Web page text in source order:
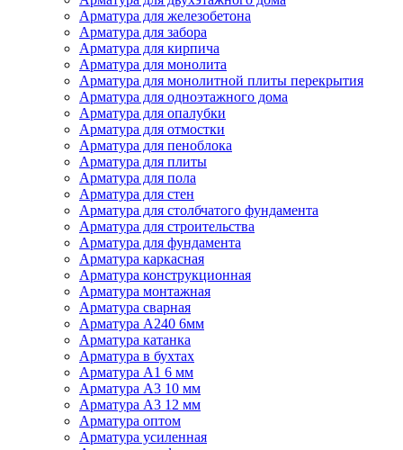
Арматура для железобетона
Арматура для забора
Арматура для кирпича
Арматура для монолита
Арматура для монолитной плиты перекрытия
Арматура для одноэтажного дома
Арматура для опалубки
Арматура для отмостки
Арматура для пеноблока
Арматура для плиты
Арматура для пола
Арматура для стен
Арматура для столбчатого фундамента
Арматура для строительства
Арматура для фундамента
Арматура каркасная
Арматура конструкционная
Арматура монтажная
Арматура сварная
Арматура А240 6мм
Арматура катанка
Арматура в бухтах
Арматура А1 6 мм
Арматура А3 10 мм
Арматура А3 12 мм
Арматура оптом
Арматура усиленная